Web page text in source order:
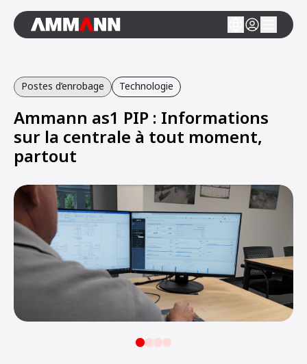
Postes d’enrobage Technologie
Ammann as1 PIP : Informations
sur la centrale à tout moment,
partout